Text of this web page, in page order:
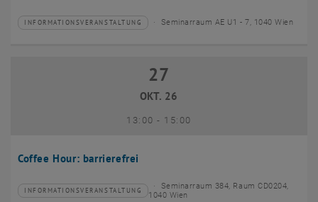
Veranstaltungstyp:
INFORMATIONSVERANSTALTUNG
Veranstaltungsort: Seminarraum AE U1 - 7, 1040 Wien
Coffee Hour: barrierefrei
27 Oktober 2026
27
OKT. 26
13:00- bis
15:00
Veranstaltungstyp:
INFORMATIONSVERANSTALTUNG
Veranstaltungsort:
Seminarraum 384, Raum CD0204,
1040 Wien